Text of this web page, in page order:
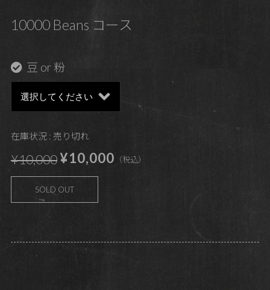
10000 Beans コース
豆 or 粉
在庫状況 : 売り切れ
¥10,000¥10,000 （税込）
SOLD OUT